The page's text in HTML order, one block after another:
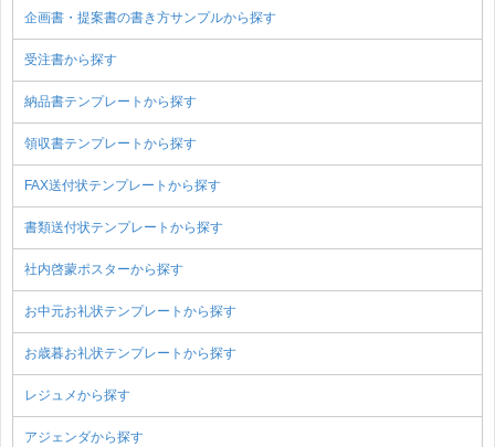
企画書・提案書の書き方サンプルから探す
受注書から探す
納品書テンプレートから探す
領収書テンプレートから探す
FAX送付状テンプレートから探す
書類送付状テンプレートから探す
社内啓蒙ポスターから探す
お中元お礼状テンプレートから探す
お歳暮お礼状テンプレートから探す
レジュメから探す
アジェンダから探す